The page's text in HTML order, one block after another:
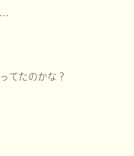
てたのかな？